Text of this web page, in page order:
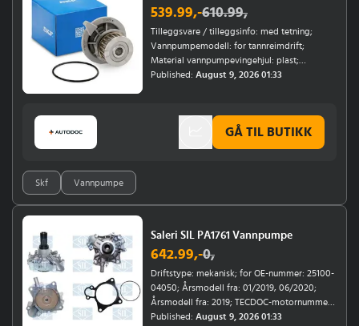
539.99,-610.99,
Tilleggsvare / tilleggsinfo: med tetning;
Vannpumpemodell: for tannreimdrift;
Material vannpumpevingehjul: plast;
Tannantall: 21; Motornummer til: 14 142838, 14
Published: August 9, 2026 01:33
Skf Vannpumpe
GÅ TIL BUTIKK
Saleri SIL PA1761 Vannpumpe
642.99,-0,
Driftstype: mekanisk; for OE-nummer: 25100-
04050; Årsmodell fra: 01/2019, 06/2020;
Årsmodell fra: 2019; TECDOC-motornummer:
32623; Årsmodell til: 07/2022
Published: August 9, 2026 01:33